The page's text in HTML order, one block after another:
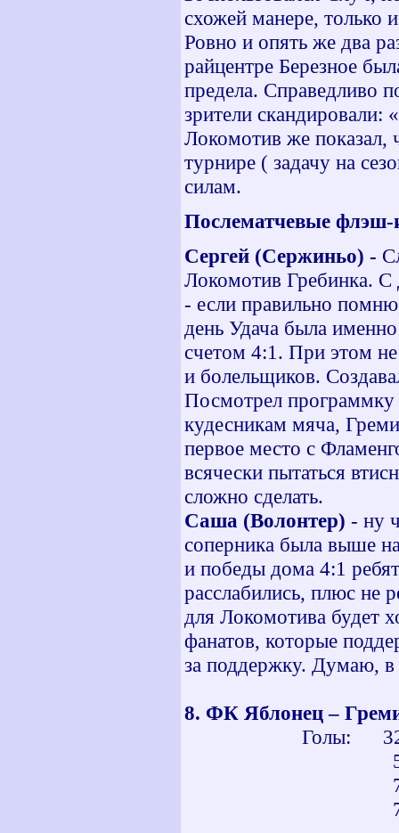
схожей манере, только
Ровно и опять же два
райцентре Березное
предела. Справедливо
зрители
Локомотив же показал,
турнире ( задачу на
силам.
Послематчевые
Сергей (Сержиньо) -
Локомотив Гребинка. С
- если правильно
день Удача была
счетом 4:1. При этом не
и болельщиков.
Посмотрел программку
кудесникам мяча,
первое место с
всячески пытаться
сложно сделать.
Саша (Волонтер) - ну
соперника была выше
и победы дома 4:1
расслабились, плюс не
для Локомотива
фанатов, которые
за поддержку. Думаю,
8. ФК Яблонец –
Голы: 32
55 мин -
70 мин -
73 мин -